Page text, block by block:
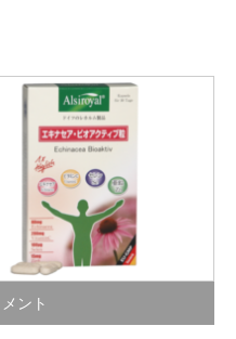
ント